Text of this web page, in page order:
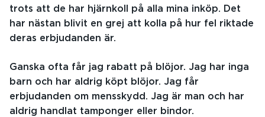
trots att de har hjärnkoll på alla mina inköp. Det
har nästan blivit en grej att kolla på hur fel riktade
deras erbjudanden är.
Ganska ofta får jag rabatt på blöjor. Jag har inga
barn och har aldrig köpt blöjor. Jag får
erbjudanden om mensskydd. Jag är man och har
aldrig handlat tamponger eller bindor.